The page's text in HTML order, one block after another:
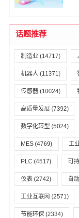
话题推荐
制造业 (14717)
机器人 (11371)
传感器 (10024)
高质量发展 (7392)
数字化转型 (5024)
MES (4769) 工
PLC (4517) 可
仪表 (2742) 自
工业互联网 (2571)
节能环保 (2334)